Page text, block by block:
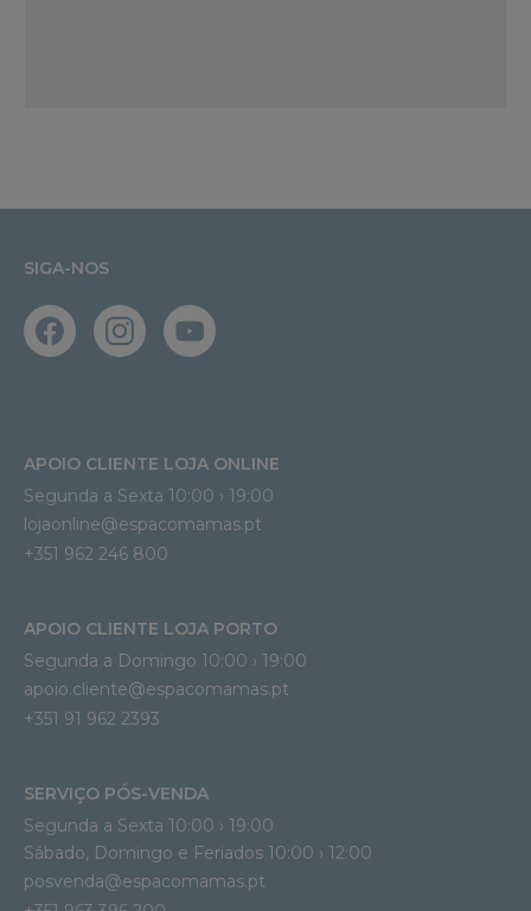
SIGA-NOS
APOIO CLIENTE LOJA ONLINE
Segunda a Sexta 10:00 › 19:00
lojaonline@espacomamas.pt
+351 962 246 800
APOIO CLIENTE LOJA PORTO
Segunda a Domingo 10:00 › 19:00
apoio.cliente@espacomamas.pt
+351 91 962 2393
SERVIÇO PÓS-VENDA
Segunda a Sexta 10:00 › 19:00
Sábado, Domingo e Feriados 10:00 › 12:00
posvenda@espacomamas.pt